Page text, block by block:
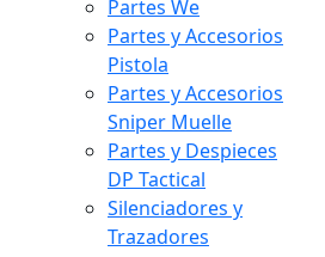
Partes We
Partes y Accesorios
Pistola
Partes y Accesorios
Sniper Muelle
Partes y Despieces
DP Tactical
Silenciadores y
Trazadores